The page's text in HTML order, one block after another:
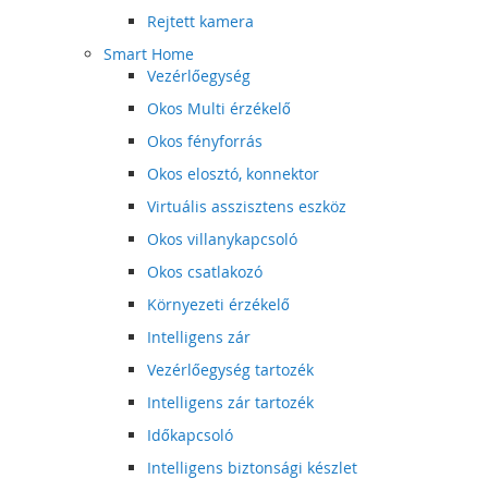
Rejtett kamera
Smart Home
Vezérlőegység
Okos Multi érzékelő
Okos fényforrás
Okos elosztó, konnektor
Virtuális asszisztens eszköz
Okos villanykapcsoló
Okos csatlakozó
Környezeti érzékelő
Intelligens zár
Vezérlőegység tartozék
Intelligens zár tartozék
Időkapcsoló
Intelligens biztonsági készlet